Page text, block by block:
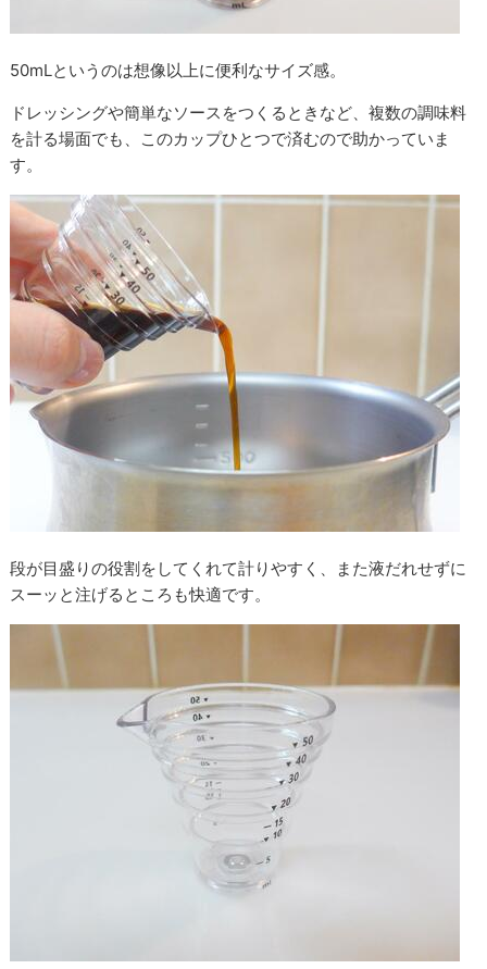
50mLというのは想像以上に便利なサイズ感。
ドレッシングや簡単なソースをつくるときなど、複数の調味料
を計る場面でも、このカップひとつで済むので助かっていま
す。
段が目盛りの役割をしてくれて計りやすく、また液だれせずに
スーッと注げるところも快適です。